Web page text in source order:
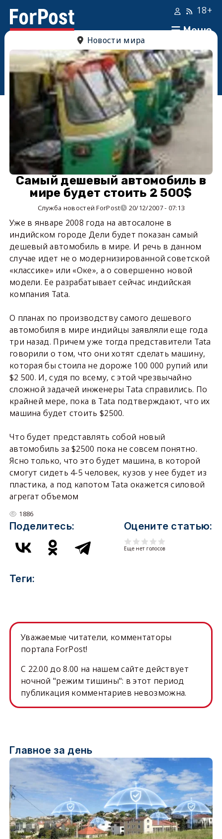
Меню
18+
Новости мира
Самый дешевый автомобиль в
мире будет стоить 2 500$
Служба новостей ForPost 20/12/2007 - 07:13
Уже в январе 2008 года на автосалоне в
индийском городе Дели будет показан самый
дешевый автомобиль в мире. И речь в данном
случае идет не о модернизированной советской
«классике» или «Оке», а о совершенно новой
модели. Ее разрабатывает сейчас индийская
компания Tata.
О планах по производству самого дешевого
автомобиля в мире индийцы заявляли еще года
три назад. Причем уже тогда представители Tata
говорили о том, что они хотят сделать машину,
которая бы стоила не дороже 100 000 рупий или
$2 500. И, судя по всему, с этой чрезвычайно
сложной задачей инженеры Tata справились. По
крайней мере, пока в Tata подтверждают, что их
машина будет стоить $2500.
Что будет представлять собой новый
автомобиль за $2500 пока не совсем понятно.
Ясно только, что это будет машина, в которой
смогут сидеть 4-5 человек, кузов у нее будет из
пластика, а под капотом Tata окажется силовой
агрегат объемом
1886
Поделитесь: Оцените статью:
Еще нет голосов
Теги:
Уважаемые читатели, комментаторы
портала ForPost!
C 22.00 до 8.00 на нашем сайте действует
ночной "режим тишины": в этот период
публикация комментариев невозможна.
Главное за день